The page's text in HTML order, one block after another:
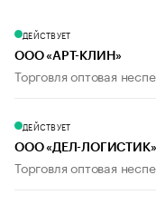
ДЕЙСТВУЕТ
ООО «АРТ-КЛИН»
Торговля оптовая
ДЕЙСТВУЕТ
ООО «ДЕЛ-ЛОГИСТИК»
Торговля оптовая